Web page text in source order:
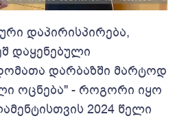
დაპირისპირება,
დაყენებული
დარბაზში მარტოდ
ოცნება" - როგორი იყო
2024 წელი